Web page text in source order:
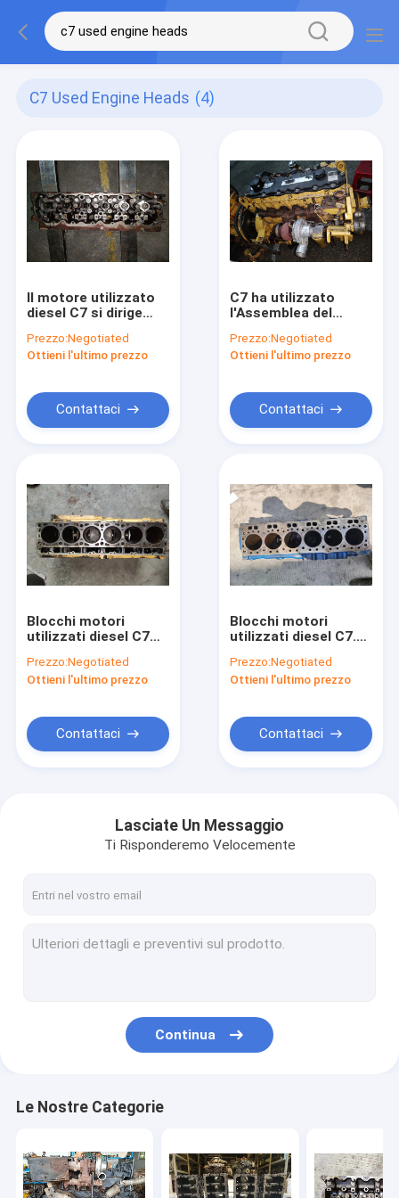
C7 Used Engine Heads (4)
Il motore utilizzato
diesel C7 si dirige
Metal
dell'escavatore di
Prezzo:Negotiated
Ottieni l'ultimo prezzo
Contattaci
C7 ha utilizzato
l'Assemblea del
l'escavatore E325D
E329D 444-7149
Prezzo:Negotiated
Ottieni l'ultimo prezzo
Contattaci
Blocchi motori
utilizzati diesel C7
ad acqua
dell'escavatore
Prezzo:Negotiated
Ottieni l'ultimo prezzo
Contattaci
Blocchi motori
utilizzati diesel C7.1
ad acqua
dell'escavatore
Prezzo:Negotiated
Ottieni l'ultimo prezzo
Contattaci
Lasciate Un Messaggio
Ti Risponderemo Velocemente
Continua
Le Nostre Categorie